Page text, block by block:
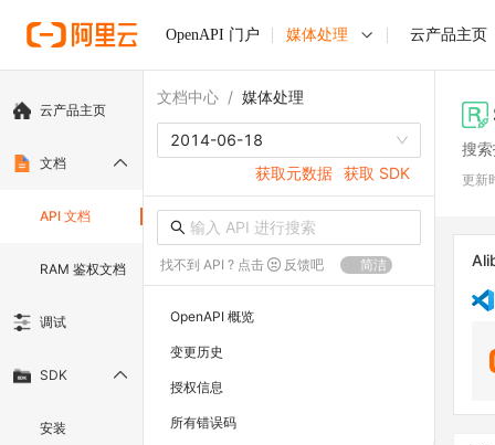
OpenAPI 门户 媒体处理 云产品主页
云产品主页
文档
API 文档
RAM 鉴权文档
调试
SDK
安装
文档中心 / 媒体处理
2014-06-18
获取元数据 获取 SDK
找不到 API ? 点击 反馈吧 简洁
OpenAPI 概览
变更历史
授权信息
所有错误码
搜
更新